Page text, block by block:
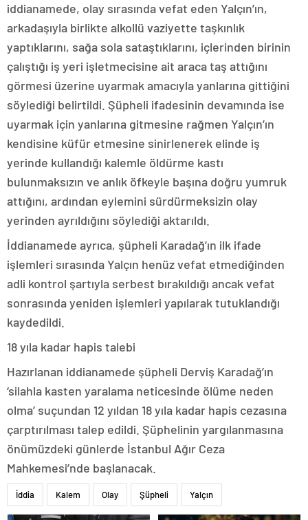
iddianamede, olay sırasında vefat eden Yalçın’ın,
arkadaşıyla birlikte alkollü vaziyette taşkınlık
yaptıklarını, sağa sola sataştıklarını, içlerinden birinin
çalıştığı iş yeri işletmecisine ait araca taş attığını
görmesi üzerine uyarmak amacıyla yanlarına gittiğini
söylediği belirtildi. Şüpheli ifadesinin devamında ise
uyarmak için yanlarına gitmesine rağmen Yalçın’ın
kendisine küfür etmesine sinirlenerek elinde iş
yerinde kullandığı kalemle öldürme kastı
bulunmaksızın ve anlık öfkeyle başına doğru yumruk
attığını, ardından eylemini sürdürmeksizin olay
yerinden ayrıldığını söylediği aktarıldı.
İddianamede ayrıca, şüpheli Karadağ’ın ilk ifade
işlemleri sırasında Yalçın henüz vefat etmediğinden
adli kontrol şartıyla serbest bırakıldığı ancak vefat
sonrasında yeniden işlemleri yapılarak tutuklandığı
kaydedildi.
18 yıla kadar hapis talebi
Hazırlanan iddianamede şüpheli Derviş Karadağ’ın
‘silahla kasten yaralama neticesinde ölüme neden
olma’ suçundan 12 yıldan 18 yıla kadar hapis cezasına
çarptırılması talep edildi. Şüphelinin yargılanmasına
önümüzdeki günlerde İstanbul Ağır Ceza
Mahkemesi’nde başlanacak.
İddia Kalem Olay Şüpheli Yalçın